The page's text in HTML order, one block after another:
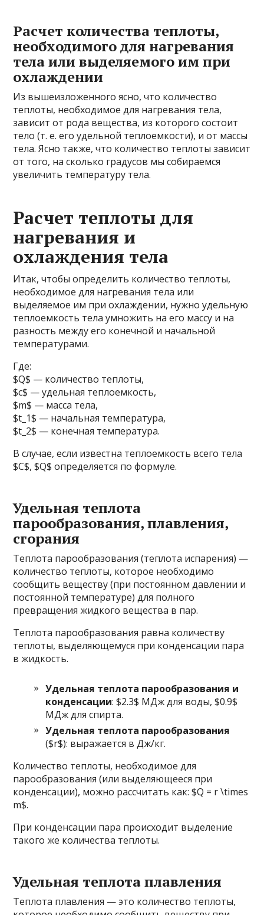
Расчет количества теплоты,
необходимого для нагревания
тела или выделяемого им при
охлаждении
Из вышеизложенного ясно, что количество
теплоты, необходимое для нагревания тела,
зависит от рода вещества, из которого состоит
тело (т. е. его удельной теплоемкости), и от массы
тела. Ясно также, что количество теплоты зависит
от того, на сколько градусов мы собираемся
увеличить температуру тела.
Расчет теплоты для
нагревания и
охлаждения тела
Итак, чтобы определить количество теплоты,
необходимое для нагревания тела или
выделяемое им при охлаждении, нужно удельную
теплоемкость тела умножить на его массу и на
разность между его конечной и начальной
температурами.
Где:
$Q$ — количество теплоты,
$c$ — удельная теплоемкость,
$m$ — масса тела,
$t_1$ — начальная температура,
$t_2$ — конечная температура.
В случае, если известна теплоемкость всего тела
$C$, $Q$ определяется по формуле.
Удельная теплота
парообразования, плавления,
сгорания
Теплота парообразования (теплота испарения) —
количество теплоты, которое необходимо
сообщить веществу (при постоянном давлении и
постоянной температуре) для полного
превращения жидкого вещества в пар.
Теплота парообразования равна количеству
теплоты, выделяющемуся при конденсации пара
в жидкость.
Удельная теплота парообразования и
конденсации: $2.3$ МДж для воды, $0.9$
МДж для спирта.
Удельная теплота парообразования
($r$): выражается в Дж/кг.
Количество теплоты, необходимое для
парообразования (или выделяющееся при
конденсации), можно рассчитать как: $Q = r \times
m$.
При конденсации пара происходит выделение
такого же количества теплоты.
Удельная теплота плавления
Теплота плавления — это количество теплоты,